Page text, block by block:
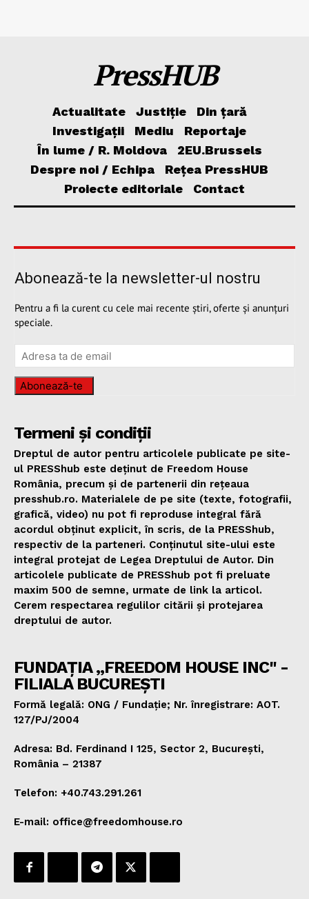
PressHUB
Actualitate Justiție
Din țară
Investigații
Mediu
Reportaje
În lume / R. Moldova
2EU.Brussels
Despre noi / Echipa
Rețea PressHUB
Proiecte editoriale
Contact
Abonează-te la newsletter-ul nostru
Pentru a fi la curent cu cele mai recente știri, oferte și anunțuri
speciale.
Abonează-te
Termeni și condiții
Dreptul de autor pentru articolele publicate pe site-
ul PRESShub este deținut de Freedom House
România, precum și de partenerii din rețeaua
presshub.ro. Materialele de pe site (texte, fotografii,
grafică, video) nu pot fi reproduse integral fără
acordul obținut explicit, în scris, de la PRESShub,
respectiv de la parteneri. Conținutul site-ului este
integral protejat de Legea Dreptului de Autor. Din
articolele publicate de PRESShub pot fi preluate
maxim 500 de semne, urmate de link la articol.
Cerem respectarea regulilor citării și protejarea
dreptului de autor.
FUNDAȚIA „FREEDOM HOUSE INC" -
FILIALA BUCUREȘTI
Formă legală: ONG / Fundație; Nr. înregistrare: AOT.
127/PJ/2004
Adresa: Bd. Ferdinand I 125, Sector 2, București,
România – 21387
Telefon: +40.743.291.261
E-mail: office@freedomhouse.ro